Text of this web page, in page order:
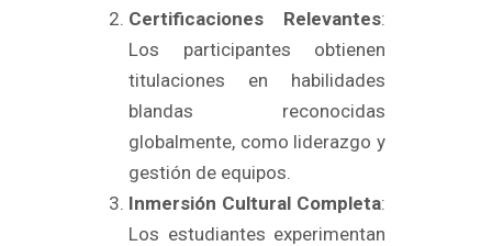
Certificaciones Relevantes:
Los participantes obtienen
titulaciones en habilidades
blandas reconocidas
globalmente, como liderazgo y
gestión de equipos.
Inmersión Cultural Completa:
Los estudiantes experimentan